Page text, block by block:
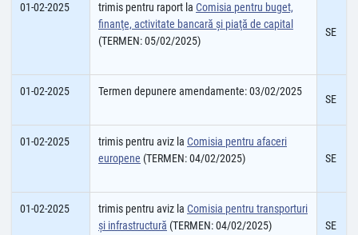
01-02-2025 trimis pentru raport la Comisia pentru buget,
finanţe, activitate bancară şi piaţă de capital
(TERMEN: 05/02/2025)
SE
01-02-2025 Termen depunere amendamente: 03/02/2025
SE
01-02-2025 trimis pentru aviz la Comisia pentru afaceri
europene (TERMEN: 04/02/2025) SE
01-02-2025 trimis pentru aviz la Comisia pentru transporturi
şi infrastructură (TERMEN: 04/02/2025) SE